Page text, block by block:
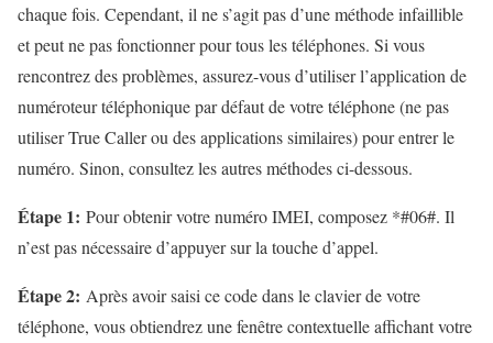
chaque fois. Cependant, il ne s’agit pas d’une méthode infaillible
et peut ne pas fonctionner pour tous les téléphones. Si vous
rencontrez des problèmes, assurez-vous d’utiliser l’application de
numéroteur téléphonique par défaut de votre téléphone (ne pas
utiliser True Caller ou des applications similaires) pour entrer le
numéro. Sinon, consultez les autres méthodes ci-dessous.
Étape 1: Pour obtenir votre numéro IMEI, composez *#06#. Il
n’est pas nécessaire d’appuyer sur la touche d’appel.
Étape 2: Après avoir saisi ce code dans le clavier de votre
téléphone, vous obtiendrez une fenêtre contextuelle affichant votre